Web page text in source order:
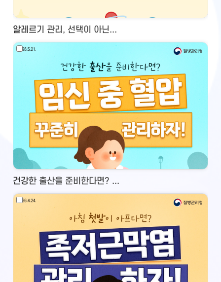
알레르기 관리, 선택이 아닌...
건강한 출산을 준비한다면? ...